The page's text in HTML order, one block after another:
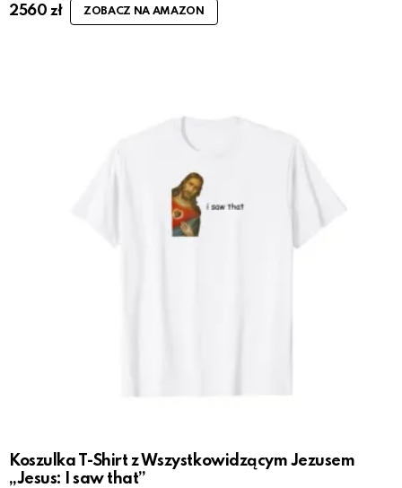
2560 zł ZOBACZ NA AMAZON
Koszulka T-Shirt z Wszystkowidzącym Jezusem
„Jesus: I saw that”